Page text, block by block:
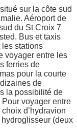
sur la côte sud
Aéroport de
du St Croix 7
Bus et taxis
les stations
voyager entre les
ferries de
pour la courte
de
la possibilité de
voyager entre
d’hydravion
(deux